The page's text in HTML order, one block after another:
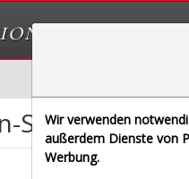
Simulator
Wir verwenden
außerdem Dienste von
Werbung.